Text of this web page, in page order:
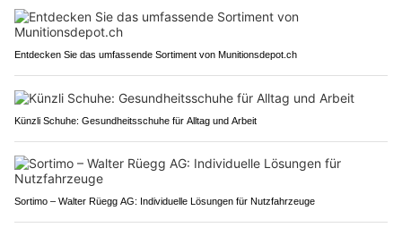
Entdecken Sie das umfassende Sortiment von Munitionsdepot.ch
Künzli Schuhe: Gesundheitsschuhe für Alltag und Arbeit
Sortimo – Walter Rüegg AG: Individuelle Lösungen für Nutzfahrzeuge